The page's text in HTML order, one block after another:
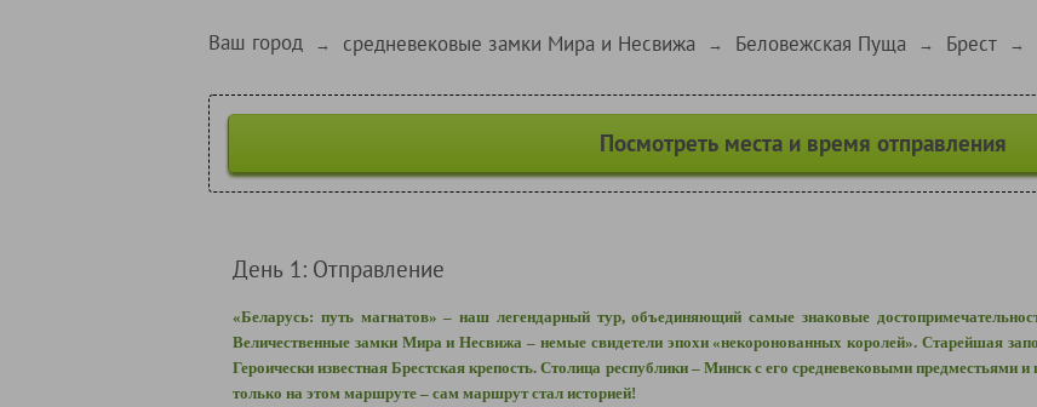
Ваш город → средневековые замки Мира и Несвижа → Беловежская Пуща → Брест →
Посмотреть места и время отправления
День 1: Отправление
«Беларусь: путь магнатов» – наш легендарный тур, объединяющий самые знаковые
Величественные замки Мира и Несвижа – немые свидетели эпохи «некоронованных королей». Старейшая
Героически известная Брестская крепость. Столица республики – Минск с его средневековыми предместьями
только на этом маршруте – сам маршрут стал историей!